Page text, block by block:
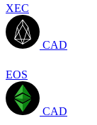
XEC
CAD
EOS
CAD